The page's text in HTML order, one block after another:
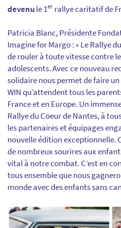
devenule 1er rallye caritatif de
Patricia Blanc, Présidente
Imagine for Margo : « Le Rallye
de rouler à toute vitesse contre
adolescents. Avec ce nouveau
solidaire nous permet de faire
WIN qu’attendent tous les
France et en Europe. Un
Rallye du Coeur de Nantes, à
les partenaires et équipages
nouvelle édition exceptionnelle.
de nombreux sourires aux
vital à notre combat. C’est en
tous ensemble que nous
monde avec des enfants sans